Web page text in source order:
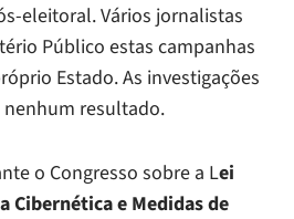
eleitoral. Vários jornalistas
Público estas campanhas
Estado. As investigações
resultado.
o Congresso sobre a Lei
Cibernética e Medidas de